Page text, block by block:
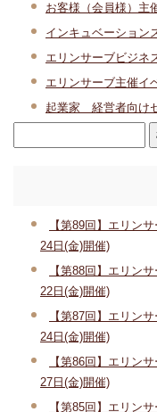
お客様（会員様）主
インキュベーション
エリンサーブビジネ
エリンサーブ主催イ
起業家 経営者向け
【第89回】エリン
24日(金)開催)
【第88回】エリン
22日(金)開催)
【第87回】エリン
24日(金)開催)
【第86回】エリン
27日(金)開催)
【第85回】エリン